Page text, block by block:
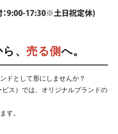
ら、売る側へ。
ドとして形にしませんか？
ス）では、オリジナルブランドの
す。